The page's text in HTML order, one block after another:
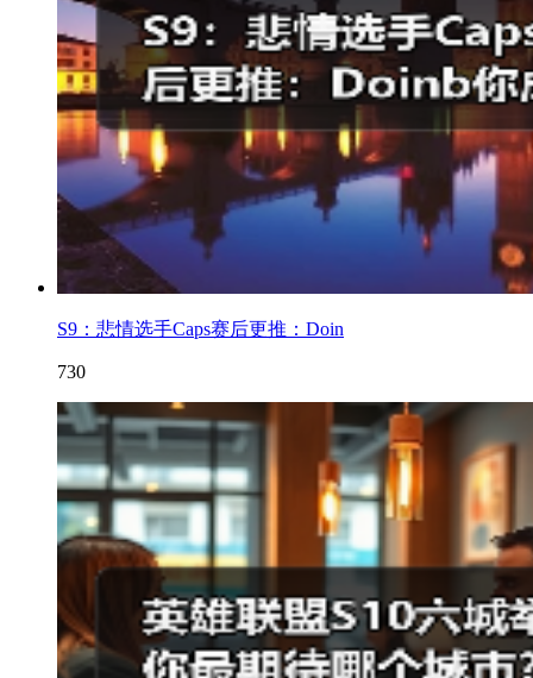
S9：悲情选手Caps赛后更推：Doin
730